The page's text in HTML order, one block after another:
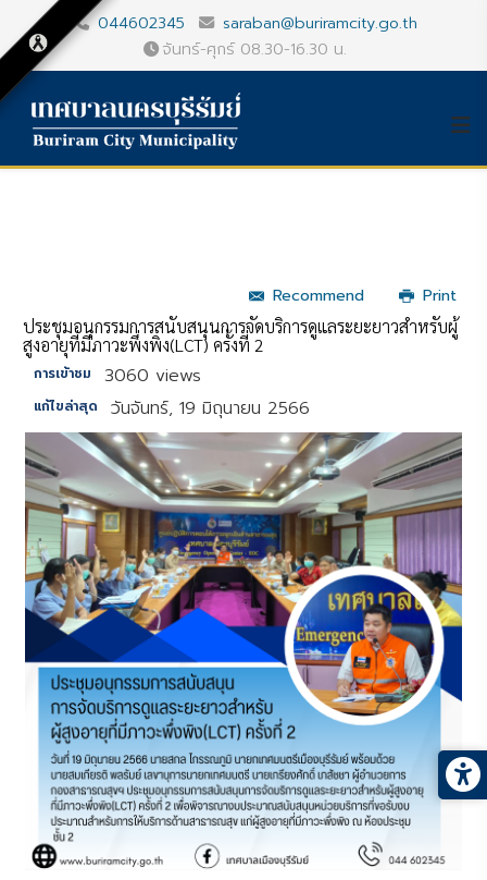
044602345
saraban@buriramcity.go.th
จันทร์-ศุกร์ 08.30-16.30 น.
Recommend
Print
ประชุมอนุกรรมการสนับสนุนการจัดบริการดูแลระยะยาวสำหรับผู้
สูงอายุที่มีภาวะพึ่งพิง(LCT) ครั้งที่ 2
การเข้าชม 3060 views
แก้ไขล่าสุด วันจันทร์, 19 มิถุนายน 2566